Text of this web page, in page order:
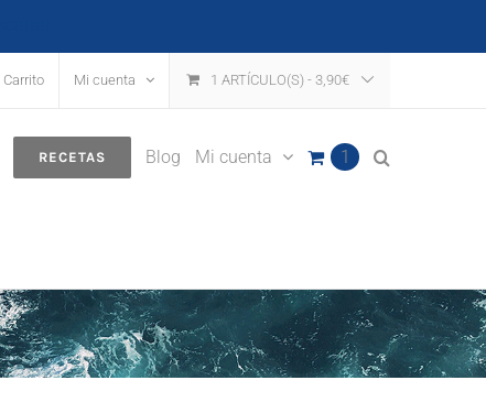
Carrito Mi cuenta 1 ARTÍCULO(S) - 3,90€
RECETAS Blog Mi cuenta 1